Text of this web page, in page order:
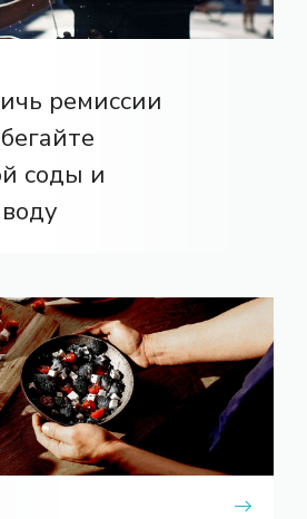
ремиссии
соды и